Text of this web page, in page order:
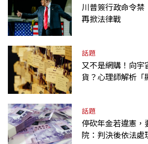
川普簽行政命令禁
再掀法律戰
話題
又不是網購！向宇
貨？心理師解析「
話題
停砍年金若違憲
院：判決後依法處